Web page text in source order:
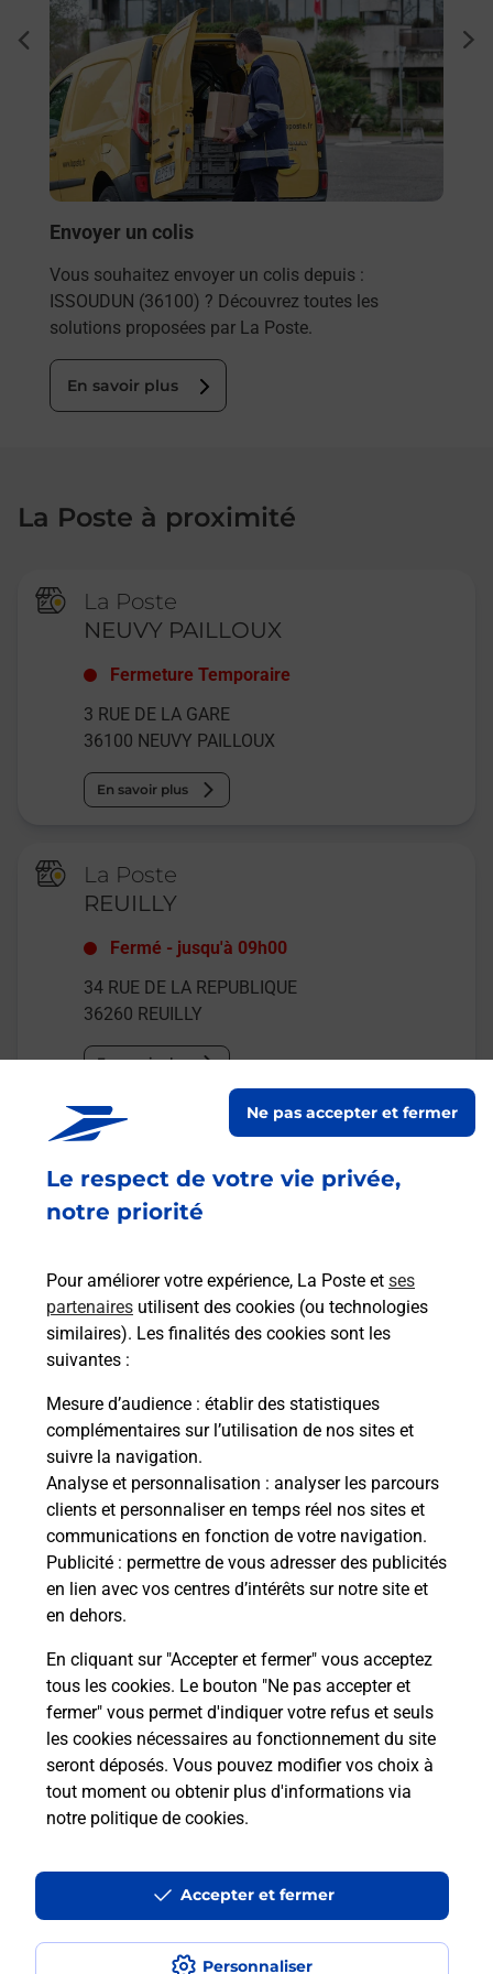
Le respect de votre vie privée,
notre priorité
Pour améliorer votre expérience, La Poste et ses
partenaires utilisent des cookies (ou technologies
similaires). Les finalités des cookies sont les
suivantes :
Mesure d’audience : établir des statistiques
complémentaires sur l’utilisation de nos sites et
suivre la navigation.
Analyse et personnalisation : analyser les parcours
clients et personnaliser en temps réel nos sites et
communications en fonction de votre navigation.
Publicité : permettre de vous adresser des publicités
en lien avec vos centres d’intérêts sur notre site et
en dehors.
En cliquant sur "Accepter et fermer" vous acceptez
tous les cookies. Le bouton "Ne pas accepter et
fermer" vous permet d'indiquer votre refus et seuls
les cookies nécessaires au fonctionnement du site
seront déposés. Vous pouvez modifier vos choix à
tout moment ou obtenir plus d'informations via
notre politique de cookies.
Personnaliser
Ne pas accepter et fermer
Accepter et fermer
par
Envoyer un colis
Vous souhaitez envoyer un colis depuis :
ISSOUDUN (36100) ? Découvrez toutes les
solutions proposées par La Poste.
En savoir plus
La Poste à proximité
La Poste
NEUVY PAILLOUX
Fermeture Temporaire
3 RUE DE LA GARE
36100 NEUVY PAILLOUX
En savoir plus
La Poste
REUILLY
Fermé - jusqu'à 09h00
34 RUE DE LA REPUBLIQUE
36260 REUILLY
En savoir plus
Malin !
La Poste
en ligne
Ouvert 24h/24
En savoir plus
Recherchez un autre point de contact
Questions fréquemment posées
Quel réseau utilise La Poste Mobile ?
Est-ce que je peux garder mon
numéro de mobile gratuitement ?
Est-ce que je peux bénéficier de la 5G
avec La Poste Mobile ?
à l’étranger avec La Poste Mobile ?
Est-ce que je peux payer mon
smartphone Samsung en plusieurs